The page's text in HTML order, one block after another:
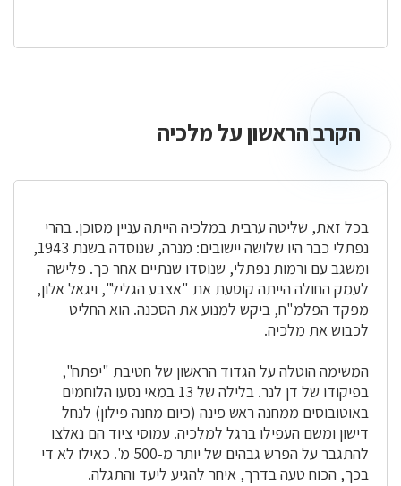
הקרבהקרב הראשון על מלכיה
בכל זאת, שליטה ערבית במלכיה הייתה עניין מסוכן. בהרי
נפתלי כבר היו שלושה יישובים: מנרה, שנוסדה בשנת 1943,
ומשגב עם ורמות נפתלי, שנוסדו שנתיים אחר כך. פלישה
לעמק החולה הייתה קוטעת את "אצבע הגליל", ויגאל אלון,
מפקד הפלמ"ח, ביקש למנוע את הסכנה. הוא החליט
לכבוש את מלכיה.
המשימה הוטלה על הגדוד הראשון של חטיבת "יפתח",
בפיקודו של דן לנר. בלילה של 13 במאי נסעו הלוחמים
באוטובוסים ממחנה ראש פינה (כיום מחנה פילון) לנחל
דישון ומשם העפילו ברגל למלכיה. עמוסי ציוד הם נאלצו
להתגבר על הפרש גבהים של יותר מ-500 מ'. כאילו לא די
בכך, הכוח טעה בדרך, איחר להגיע ליעד והתגלה.